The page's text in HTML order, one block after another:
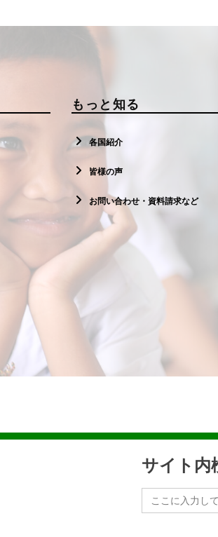
もっと知る
各国紹介
皆様の声
お問い合わせ・資料請求など
サイト内
Search
for: